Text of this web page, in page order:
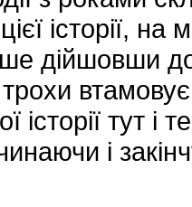
історії,
дійшовши
історії тут
і